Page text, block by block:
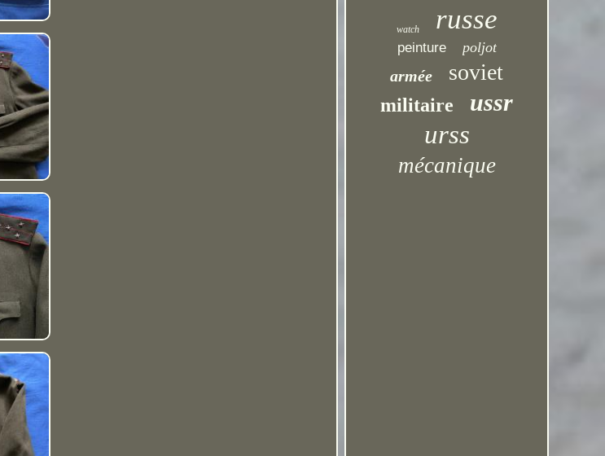
watch russe
peinture poljot
armée soviet
militaire ussr
urss
mécanique